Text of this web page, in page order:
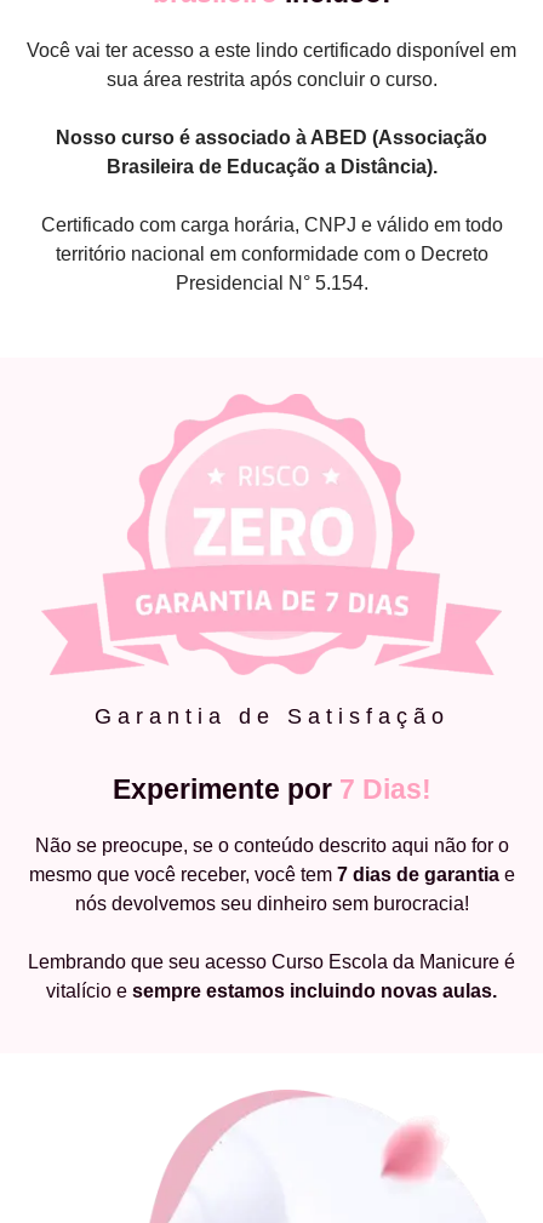
Você vai ter acesso a este lindo certificado disponível em
sua área restrita após concluir o curso.
Nosso curso é associado à ABED (Associação
Brasileira de Educação a Distância).
Certificado com carga horária, CNPJ e válido em todo
território nacional em conformidade com o Decreto
Presidencial N° 5.154.
Garantia de Satisfação
Experimente por 7 Dias!
Não se preocupe, se o conteúdo descrito aqui não for o
mesmo que você receber, você tem 7 dias de garantiae
nós devolvemos seu dinheiro sem burocracia!
Lembrando que seu acesso Curso Escola da Manicure é
vitalício e sempre estamos incluindo novas aulas.